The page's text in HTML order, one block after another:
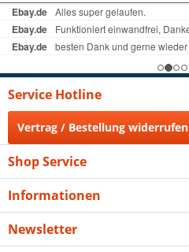
Service Hotline
Vertrag / Bestellung widerrufen
Shop Service
Informationen
Newsletter